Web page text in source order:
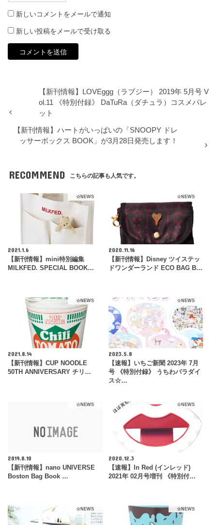
新しいコメントをメールで通知
新しい投稿をメールで受け取る
【新刊情報】LOVEggg（ラブジー） 2019年 5月号 V
ol.11 《特別付録》 DaTuRa（ダチュラ）コスメパレ
ット
【新刊情報】ハートがいっぱいの「SNOOPY ドレ
ッサーボックス BOOK」が3月28日発売します！
RECOMMEND こちらの記事も人気です。
☆NEWS
2021.1.6
【新刊情報】mini特別編集
MILKFED. SPECIAL BOOK…
☆NEWS
2020.11.16
【新刊情報】Disney ツイステッ
ドワンダーランド ECO BAG B…
☆NEWS
2021.8.14
【新刊情報】CUP NOODLE
50TH ANNIVERSARY チリ…
☆NEWS
2023.5.8
【速報】いちご新聞 2023年 7月
号 《特別付録》 うちわパラダイ
ス☆…
☆NEWS
2019.8.10
【新刊情報】nano UNIVERSE
Boston Bag Book …
☆NEWS
2020.12.3
【速報】In Red (インレッド)
2021年 02月号増刊 《特別付…
☆NEWS ☆NEWS